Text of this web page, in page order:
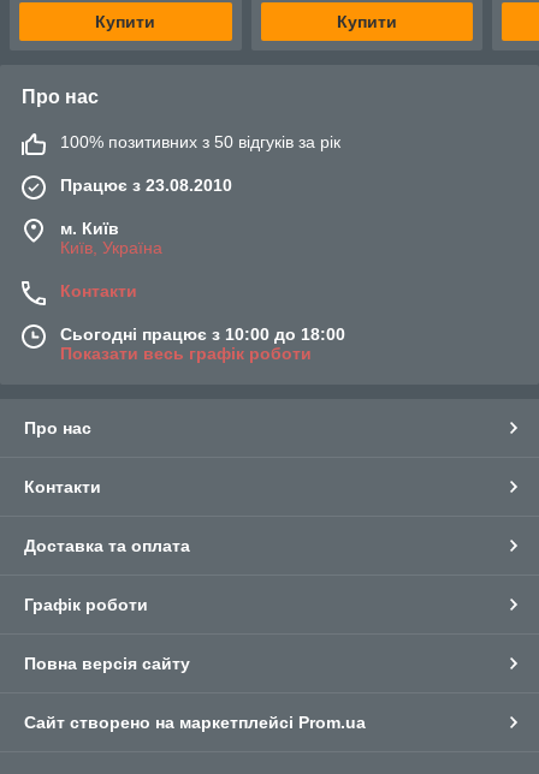
Купити Купити
Про нас
100% позитивних з 50 відгуків за рік
Працює з 23.08.2010
м. Київ
Київ, Україна
Контакти
Сьогодні працює з 10:00 до 18:00
Показати весь графік роботи
Про нас
Контакти
Доставка та оплата
Графік роботи
Повна версія сайту
Сайт створено на маркетплейсі Prom.ua